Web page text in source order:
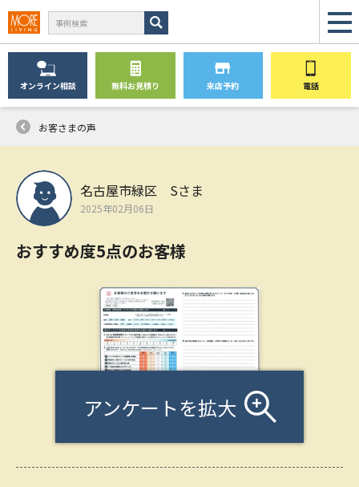
オンライン相談 無料お見積り 来店予約 電話
お客さまの声
名古屋市緑区 Sさま
2025年02月06日
おすすめ度5点のお客様
アンケートを拡大